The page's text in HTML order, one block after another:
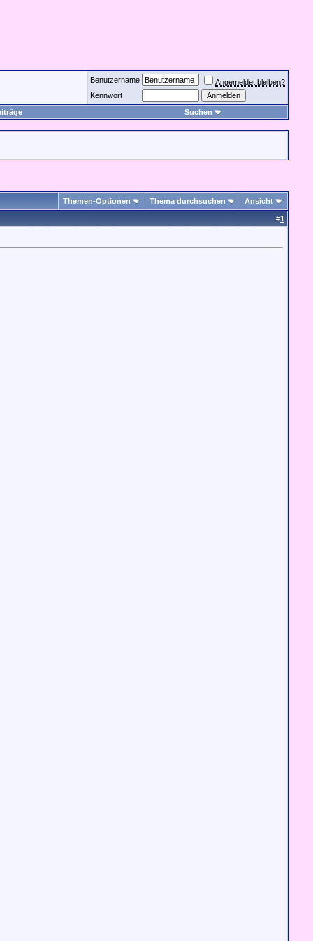
Benutzername
Angemeldet bleiben?
Kennwort
Suchen
Themen-Optionen Thema durchsuchen Ansicht
#1